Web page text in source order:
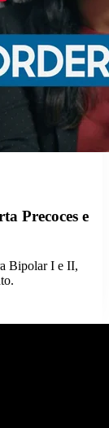
Precoces e
Bipolar I e II,